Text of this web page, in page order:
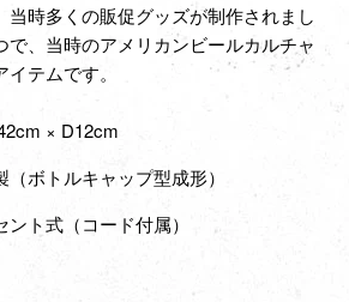
当時多くの販促グッズが制作されまし
で、当時のアメリカンビールカルチャ
テムです。
× D12cm
ボトルキャップ型成形）
ト式（コード付属）